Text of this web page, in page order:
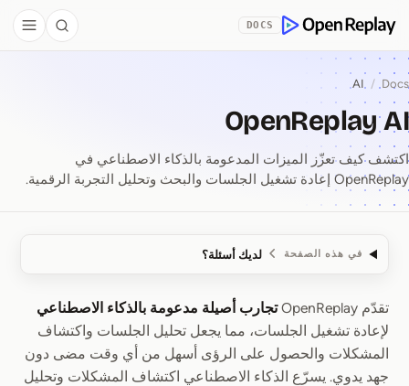
OpenReplay
DOCS
Search
Docs
/
AI
OpenReplay AI
اكتشف كيف تعزّز الميزات المدعومة بالذكاء الاصطناعي في
OpenReplay إعادة تشغيل الجلسات والبحث وتحليل التجربة الرقمية.
في هذه الصفحة لديك أسئلة؟
OpenReplay AI
تقدّم OpenReplay
تجارب أصيلة مدعومة بالذكاء الاصطناعي
لإعادة تشغيل الجلسات، مما يجعل تحليل الجلسات واكتشاف
المشكلات والحصول على الرؤى أسهل من أي وقت مضى دون
جهد يدوي. يسرّع الذكاء الاصطناعي اكتشاف المشكلات وتحليل